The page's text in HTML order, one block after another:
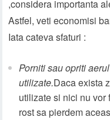
,considera importanta
Astfel, veti economisi
Iata cateva sfaturi :
Porniti sau opriti
utilizate.Daca exista
utilizate si nici nu vor
rost sa pierdem